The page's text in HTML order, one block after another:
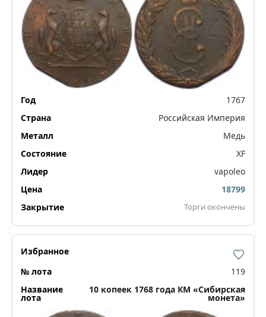
1767
Российская Империя
Медь
XF
vapoleo
18799
Торги окончены
119
10 копеек 1768 года КМ «Сибирская
монета»